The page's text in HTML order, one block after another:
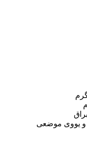
و یووی موضعی